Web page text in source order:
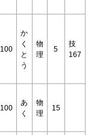
100
か
く
と
う
物
理
5
技
167
100
あ
く
物
理
15